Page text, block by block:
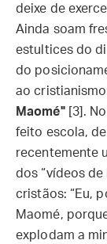
deixe de
Ainda soam
estultices do
do
ao
Maomé"[3].
feito escola,
recentemente
dos “vídeos
cristãos: “Eu,
Maomé,
explodam a